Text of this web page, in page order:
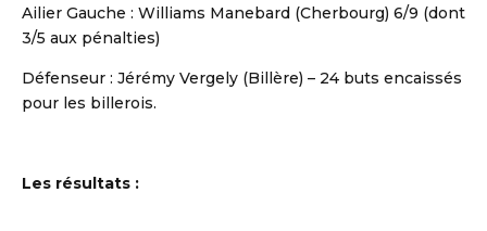
DE HANDBALL
Ailier Gauche : Williams Manebard (Cherbourg) 6/9 (dont
3/5 aux pénalties)
Défenseur : Jérémy Vergely (Billère) – 24 buts encaissés
pour les billerois.
Les résultats :